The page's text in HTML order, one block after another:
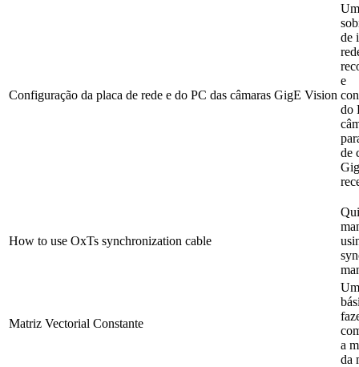
Configuração da placa de rede e do PC das câmaras GigE Vision
de
e
do
de
How to use OxTs synchronization cable
Matriz Vectorial Constante
a
da